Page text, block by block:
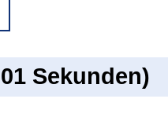
Sekunden)